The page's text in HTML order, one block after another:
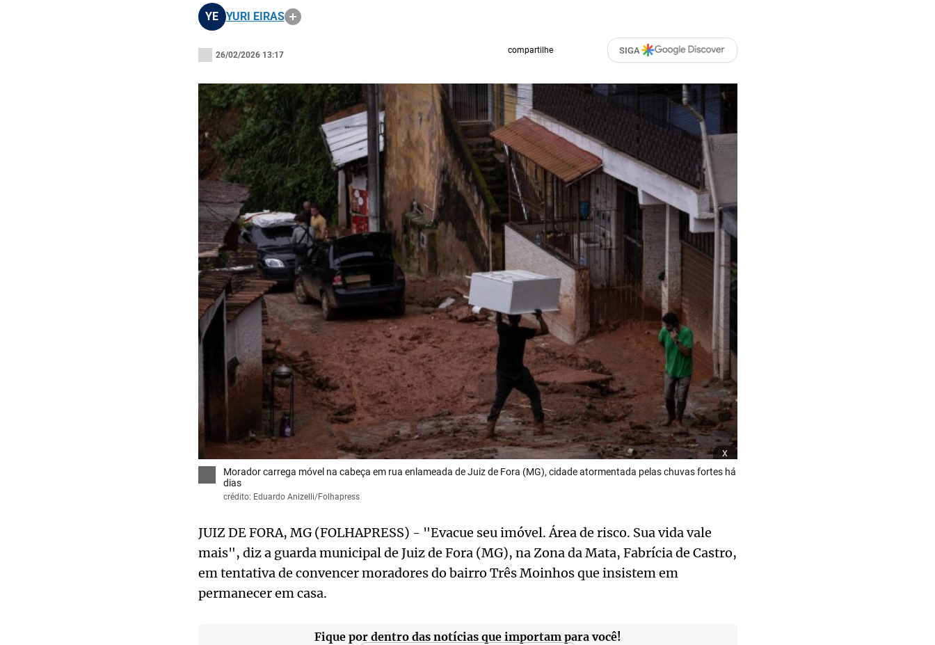
YE YURI EIRAS
26/02/2026 13:17 compartilhe SIGA
x
Morador carrega móvel na cabeça em rua enlameada de Juiz de Fora (MG), cidade atormentada pelas chuvas fortes há
dias
crédito: Eduardo Anizelli/Folhapress
JUIZ DE FORA, MG (FOLHAPRESS) - "Evacue seu imóvel. Área de risco. Sua vida vale
mais", diz a guarda municipal de Juiz de Fora (MG), na Zona da Mata, Fabrícia de Castro,
em tentativa de convencer moradores do bairro Três Moinhos que insistem em
permanecer em casa.
Fique por dentro das notícias que importam para você!